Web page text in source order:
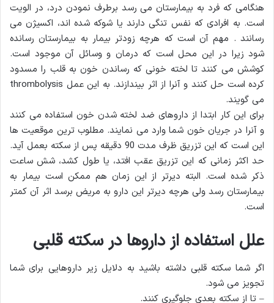
هنگامی که فرد به بیمارستان می رسد برطرف نمودن درد، در الویت
است. به افرادی که نفس تنگی دارند یا شوکه شده اند، اکسیژن می
رسانند . مهم آن است که هرچه زودتر بیمار به بیمارستان رسانده
شود زیرا در این محل است که درمان و وسائل آن موجود است.
کوشش می کنند تا لخته خونی که رساندن خون به قلب را مسدود
کرده است حل کنند و آنرا از اثر بیندازند. به این عمل thrombolysis
می گویند.
برای این کار ابتدا از داروهای ضد لخته شدن خون استفاده می کنند
و آنرا در جریان خون شما وارد می نمایند. مطلوب ترین موقعیت ها
این است که این تزریق ظرف مدت 90 دقیقه پس از سکته بعمل آید.
حد اکثر زمانی که این تزریق عقب افتد، یا طول کشد، شش ساعت
ذکر شده است. البته دیرتر از این زمان هم ممکن است بیمار به
بیمارستان رسد ولی هرچه دیرتر این دارو به مریض برسد اثر آن کمتر
است.
علل استفاده از داروها در سکته قلبی
اگر شما سکته قلبی داشته باشید به دلایل زیر داروهایی برای شما
تجویز می شود.
– تا از سکته بعدی جلوگیری کنند.